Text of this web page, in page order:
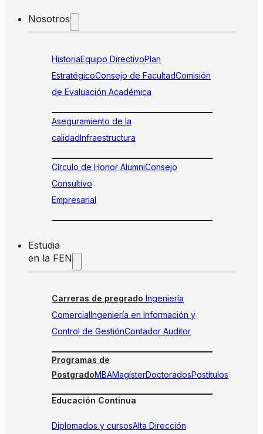
Nosotros
HistoriaEquipo DirectivoPlan
EstratégicoConsejo de FacultadComisión
de Evaluación Académica
Aseguramiento de la
calidadInfraestructura
Círculo de Honor AlumniConsejo
Consultivo
Empresarial
Estudia
en la FEN
Carreras de pregrado Ingeniería
ComercialIngeniería en Información y
Control de GestiónContador Auditor
Programas de
PostgradoMBAMagísterDoctoradosPostítulos
Educación Continua
Diplomados y cursosAlta Dirección